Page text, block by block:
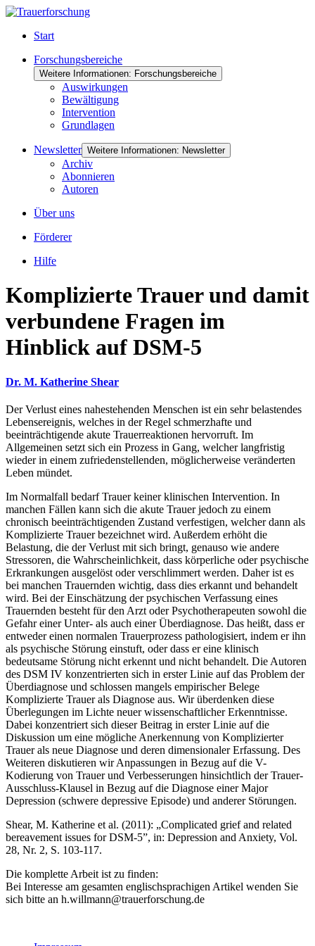
Start
Forschungsbereiche
Weitere Informationen: Forschungsbereiche
Auswirkungen
Bewältigung
Intervention
Grundlagen
Newsletter Weitere Informationen: Newsletter
Archiv
Abonnieren
Autoren
Über uns
Förderer
Hilfe
Komplizierte Trauer und damit
verbundene Fragen im
Hinblick auf DSM-5
Dr. M. Katherine Shear
Der Verlust eines nahestehenden Menschen ist ein sehr belastendes
Lebensereignis, welches in der Regel schmerzhafte und
beeinträchtigende akute Trauerreaktionen hervorruft. Im
Allgemeinen setzt sich ein Prozess in Gang, welcher langfristig
wieder in einem zufriedenstellenden, möglicherweise veränderten
Leben mündet.
Im Normalfall bedarf Trauer keiner klinischen Intervention. In
manchen Fällen kann sich die akute Trauer jedoch zu einem
chronisch beeinträchtigenden Zustand verfestigen, welcher dann als
Komplizierte Trauer bezeichnet wird. Außerdem erhöht die
Belastung, die der Verlust mit sich bringt, genauso wie andere
Stressoren, die Wahrscheinlichkeit, dass körperliche oder psychische
Erkrankungen ausgelöst oder verschlimmert werden. Daher ist es
bei manchen Trauernden wichtig, dass dies erkannt und behandelt
wird. Bei der Einschätzung der psychischen Verfassung eines
Trauernden besteht für den Arzt oder Psychotherapeuten sowohl die
Gefahr einer Unter- als auch einer Überdiagnose. Das heißt, dass er
entweder einen normalen Trauerprozess pathologisiert, indem er ihn
als psychische Störung einstuft, oder dass er eine klinisch
bedeutsame Störung nicht erkennt und nicht behandelt. Die Autoren
des DSM IV konzentrierten sich in erster Linie auf das Problem der
Überdiagnose und schlossen mangels empirischer Belege
Komplizierte Trauer als Diagnose aus. Wir überdenken diese
Überlegungen im Lichte neuer wissenschaftlicher Erkenntnisse.
Dabei konzentriert sich dieser Beitrag in erster Linie auf die
Diskussion um eine mögliche Anerkennung von Komplizierter
Trauer als neue Diagnose und deren dimensionaler Erfassung. Des
Weiteren diskutieren wir Anpassungen in Bezug auf die V-
Kodierung von Trauer und Verbesserungen hinsichtlich der Trauer-
Ausschluss-Klausel in Bezug auf die Diagnose einer Major
Depression (schwere depressive Episode) und anderer Störungen.
Shear, M. Katherine et al. (2011): „Complicated grief and related
bereavement issues for DSM-5”, in: Depression and Anxiety, Vol.
28, Nr. 2, S. 103-117.
Die komplette Arbeit ist zu finden:
Bei Interesse am gesamten englischsprachigen Artikel wenden Sie
sich bitte an h.willmann@trauerforschung.de